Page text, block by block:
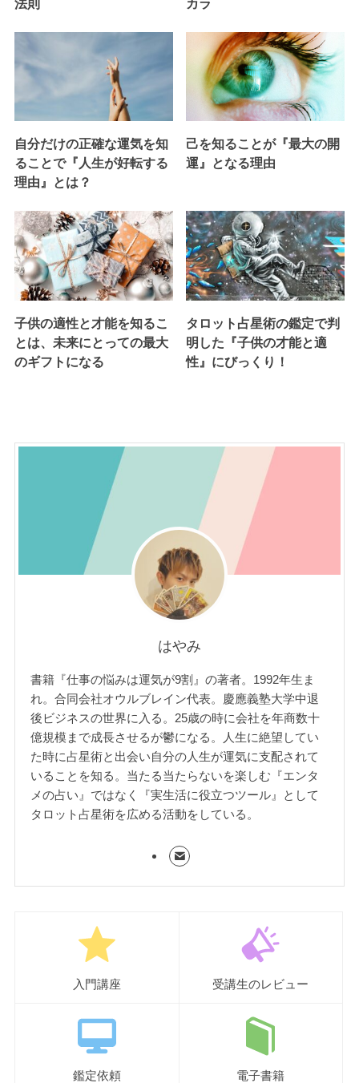
自分だけの正確な運気を知
ることで『人生が好転する
理由』とは？
己を知ることが『最大の開
運』となる理由
子供の適性と才能を知るこ
とは、未来にとっての最大
のギフトになる
タロット占星術の鑑定で判
明した『子供の才能と適
性』にびっくり！
はやみ
書籍『仕事の悩みは運気が9割』の著者。1992年生ま
れ。合同会社オウルブレイン代表。慶應義塾大学中退
後ビジネスの世界に入る。25歳の時に会社を年商数十
億規模まで成長させるが鬱になる。人生に絶望してい
た時に占星術と出会い自分の人生が運気に支配されて
いることを知る。当たる当たらないを楽しむ『エンタ
メの占い』ではなく『実生活に役立つツール』として
タロット占星術を広める活動をしている。
入門講座 受講生のレビュー
鑑定依頼 電子書籍